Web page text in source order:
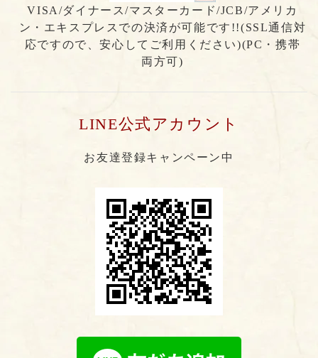
VISA/ダイナース/マスターカード/JCB/アメリカ
ン・エキスプレスでの決済が可能です!!(SSL通信対
応ですので、安心してご利用ください)(PC・携帯
両方可)
LINE公式アカウント
お友達登録キャンペーン中